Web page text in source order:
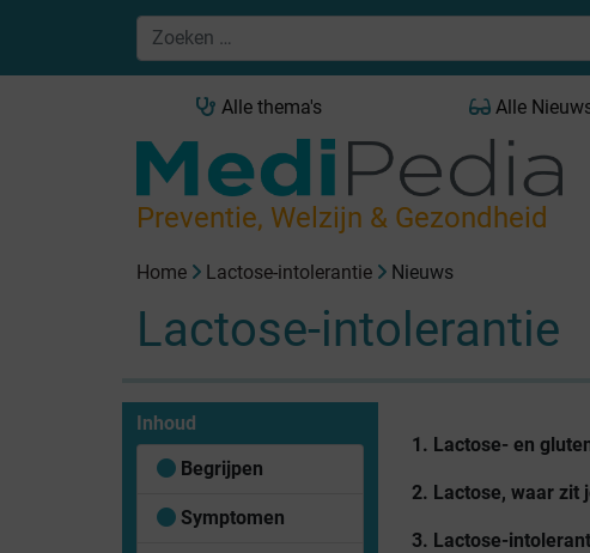
Alle thema's Alle
Preventie, Welzijn & Gezondheid
Home Lactose-intolerantie Nieuws
Lactose-intolerantie
Inhoud
Begrijpen
Symptomen
1. Lactose- en
2. Lactose, waar zit
3. Lactose-